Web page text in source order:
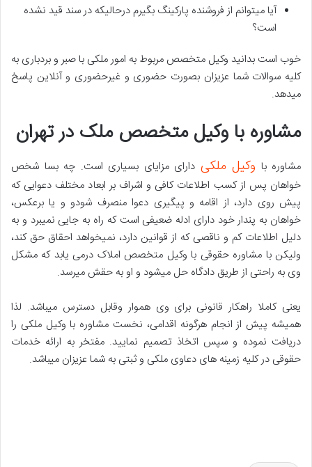
آیا میتوانم از فروشنده پارکینگ بگیرم درحالیکه در سند قید نشده
است؟
خوب است بدانید وکیل متخصص مربوط به امور ملکی با صبر و بردباری به
کلیه سوالات شما عزیزان بصورت حضوری و غیرحضوری و آنلاین پاسخ
میدهد.
مشاوره با وکیل متخصص ملک در تهران
مشاوره با وکیل ملکی دارای مزایای بسیاری است. چه بسا شخص
خواهان پس از کسب اطلاعات کافی و اشراف بر ابعاد مختلف دعوایی که
پیش روی دارد، از اقامه و پیگیری دعوا منصرف شودو و یا برعکس،
خواهان به پندار خود دارای ادله ضعیفی است که راه به جایی نمیبرد و به
دلیل اطلاعات کم و ناقصی که از قوانین دارد، نمیخواهد احقاق حق کند،
ولیکن با مشاوره حقوقی با وکیل متخصص املاک درمی یابد که مشکل
وی به راحتی از طریق دادگاه حل میشود و او به حقش میرسد.
یعنی کاملا راهکار قانونی برای وی هموار وقابل دسترس میباشد. لذا
همیشه پیش از انجام هرگونه اقدامی، نخست مشاوره با وکیل ملکی را
دریافت نموده و سپس اتخاذ تصمیم نمایید. مفتخر به ارائه خدمات
حقوقی در کلیه زمینه های دعاوی ملکی و ثبتی به شما عزیزان میباشد.